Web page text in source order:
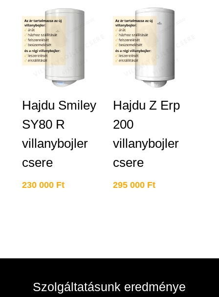
Hajdu Smiley
SY80 R
villanybojler
csere
230 000 Ft
Hajdu Z Erp
200
villanybojler
csere
295 000 Ft
Szolgáltatásunk eredménye